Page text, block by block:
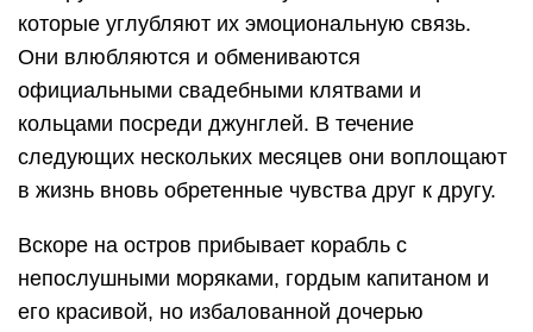
которые углубляют их эмоциональную связь.
Они влюбляются и обмениваются
официальными свадебными клятвами и
кольцами посреди джунглей. В течение
следующих нескольких месяцев они воплощают
в жизнь вновь обретенные чувства друг к другу.
Вскоре на остров прибывает корабль с
непослушными моряками, гордым капитаном и
его красивой, но избалованной дочерью